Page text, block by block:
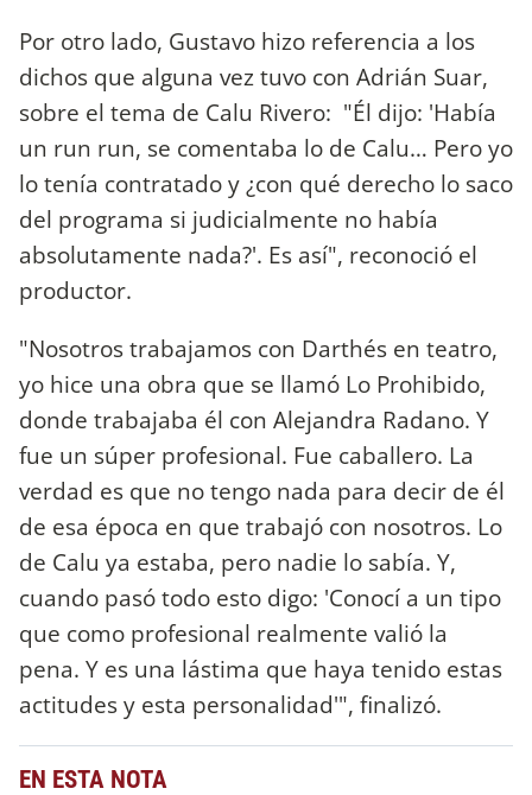
Por otro lado, Gustavo hizo referencia a los
dichos que alguna vez tuvo con Adrián Suar,
sobre el tema de Calu Rivero: "Él dijo: 'Había
un run run, se comentaba lo de Calu… Pero yo
lo tenía contratado y ¿con qué derecho lo saco
del programa si judicialmente no había
absolutamente nada?'. Es así", reconoció el
productor.
"Nosotros trabajamos con Darthés en teatro,
yo hice una obra que se llamó Lo Prohibido,
donde trabajaba él con Alejandra Radano. Y
fue un súper profesional. Fue caballero. La
verdad es que no tengo nada para decir de él
de esa época en que trabajó con nosotros. Lo
de Calu ya estaba, pero nadie lo sabía. Y,
cuando pasó todo esto digo: 'Conocí a un tipo
que como profesional realmente valió la
pena. Y es una lástima que haya tenido estas
actitudes y esta personalidad'", finalizó.
EN ESTA NOTA